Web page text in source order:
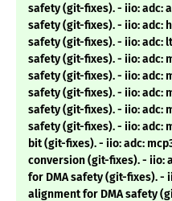
safety (git-fixes). - iio: adc:
safety (git-fixes). - iio: adc:
safety (git-fixes). - iio: adc:
safety (git-fixes). - iio: adc:
safety (git-fixes). - iio: adc:
safety (git-fixes). - iio: adc:
safety (git-fixes). - iio: adc:
safety (git-fixes). - iio: adc:
bit (git-fixes). - iio: adc:
conversion (git-fixes). - iio:
for DMA safety (git-fixes). -
alignment for DMA safety